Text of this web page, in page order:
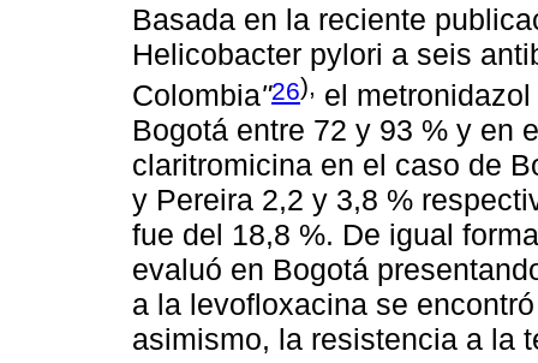
Basada en la reciente
Helicobacter pylori a seis
Colombia"26), el
Bogotá entre 72 y 93 % y en
claritromicina en el caso de
y Pereira 2,2 y 3,8 %
fue del 18,8 %. De igual
evaluó en Bogotá
a la levofloxacina se
asimismo, la resistencia a la